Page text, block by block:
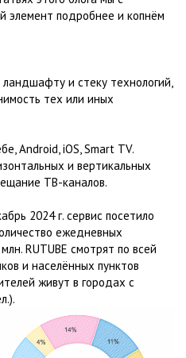
элемент подробнее и копнём
и стеку технологий,
тех или иных
Android, iOS, Smart TV.
и вертикальных
ТВ-каналов.
2024 г. сервис посетило
ежедневных
RUTUBE смотрят по всей
и населённых пунктов
живут в городах с